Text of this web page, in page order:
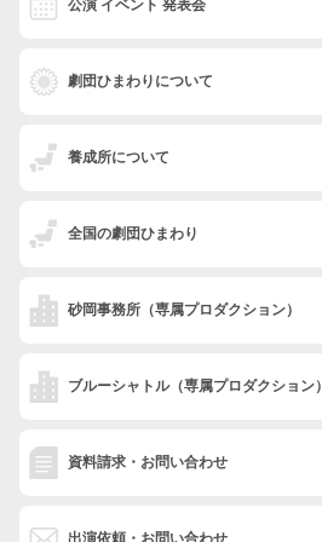
公演 イベント 発表会
劇団ひまわりについて
養成所について
全国の劇団ひまわり
砂岡事務所 （専属プロダクション）
ブルーシャトル（専属プロダクション）
資料請求・お問い合わせ